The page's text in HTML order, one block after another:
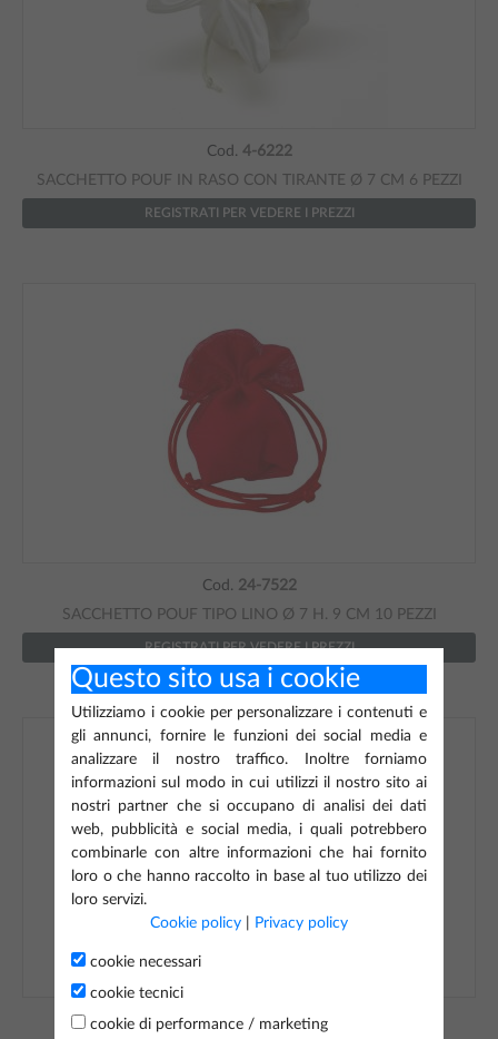
Cod. 4-6222
SACCHETTO POUF IN RASO CON TIRANTE Ø 7 CM 6 PEZZI
REGISTRATI PER VEDERE I PREZZI
Cod. 24-7522
SACCHETTO POUF TIPO LINO Ø 7 H. 9 CM 10 PEZZI
REGISTRATI PER VEDERE I PREZZI
Cod.48-828
Questo sito usa i cookie
Utilizziamo i cookie per personalizzare i contenuti e
gli annunci, fornire le funzioni dei social media e
analizzare il nostro traffico. Inoltre forniamo
informazioni sul modo in cui utilizzi il nostro sito ai
nostri partner che si occupano di analisi dei dati
web, pubblicità e social media, i quali potrebbero
combinarle con altre informazioni che hai fornito
loro o che hanno raccolto in base al tuo utilizzo dei
loro servizi.
Cookie policy
Privacy policy
cookie necessari
cookie tecnici
cookie di performance / marketing